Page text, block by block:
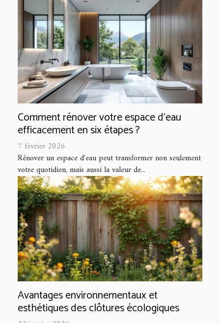
Comment rénover votre espace d'eau
efficacement en six étapes ?
7 février 2026
Rénover un espace d'eau peut transformer non seulement
votre quotidien, mais aussi la valeur de...
Avantages environnementaux et
esthétiques des clôtures écologiques